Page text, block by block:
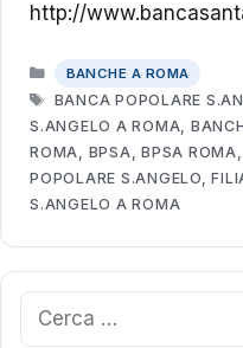
http://
CATEGORIE
BANCHE A ROMA
TAG
BANCA POPOLARE
S.ANGELO A ROMA,
ROMA, BPSA, BPSA ROMA
POPOLARE S.ANGELO,
S.ANGELO A ROMA
Ricerca
per: